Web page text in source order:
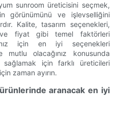
sunroom üreticisini seçmek,
görünümünü ve işlevselliğini
Kalite, tasarım seçenekleri,
fiyat gibi temel faktörleri
için en iyi seçenekleri
mutlu olacağınız konusunda
için farklı üreticileri
zaman ayırın.
aranacak en iyi